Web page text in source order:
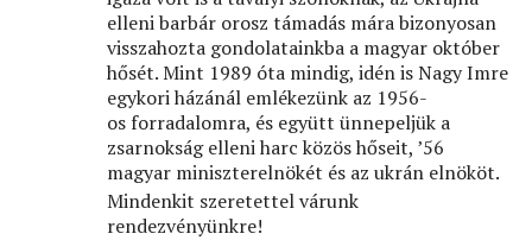
elleni barbár orosz támadás mára bizonyosan
visszahozta gondolatainkba a magyar október
hősét. Mint 1989 óta mindig, idén is Nagy Imre
egykori házánál emlékezünk az 1956-
os forradalomra, és együtt ünnepeljük a
zsarnokság elleni harc közös hőseit, ’56
magyar miniszterelnökét és az ukrán elnököt.
Mindenkit szeretettel várunk
rendezvényünkre!